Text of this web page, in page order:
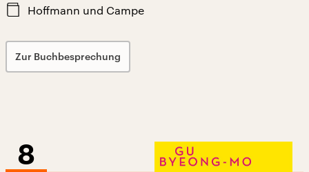
Hoffmann und Campe
Zur Buchbesprechung
8